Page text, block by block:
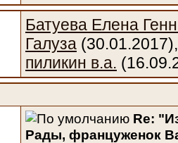
Батуева Елена
Галуза
пиликин в.а.
Re:
Рады, француженок